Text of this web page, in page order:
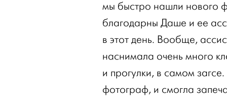
мы быстро нашли нового
благодарны Даше и ее
в этот день. Вообще,
наснимала очень много
и прогулки, в самом
фотограф, и смогла